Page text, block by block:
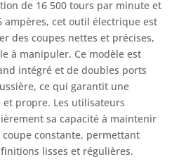
vous évite de
ruiner votre travail
causant des
dommages à
l'équipement ou à
vous-même Deux
ports
d'échappement : il
y a des ports de
chaque côté de
l'unité. Vous
de 16 500 tours par minute et
ampères, cet outil électrique est
des coupes nettes et précises,
à manipuler. Ce modèle est
intégré et de doubles ports
ce qui garantit une
propre. Les utilisateurs
sa capacité à maintenir
constante, permettant
lisses et régulières.